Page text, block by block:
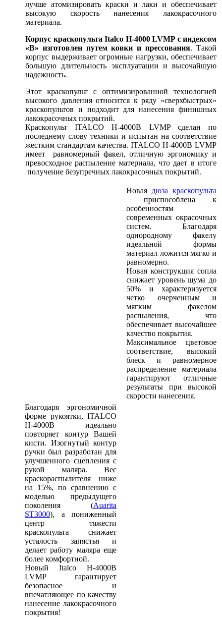
лучше атомизировать краски и лаки и обеспечивает
высокую скорость нанесения лакокрасочного
материала.
Корпус краскопульта Italco H-4000 LVMP с индексом
«В» изготовлен путем ковки и прессования. Такой
корпус выдерживает огромные нагрузки, обеспечивает
большую длительность эксплуатации и высочайшую
надежность.
Этот краскопульт с оптимизированной технологией
высокого давления относится к ряду «сверхбыстрых»
краскопультов и подходит для нанесения финишных
лакокрасочных покрытий.
Краскопульт ITALCO H-4000B LVMP сделан по
последнему слову техники и испытан на соответствие
жестким стандартам качества. ITALCO H-4000B LVMP
имеет равномерный факел, отличную эргономику и
превосходное распыление материала, что дает в итоге
получение безупречных лакокрасочных покрытий.
Новая дюза краскопульта
приспособлена к
особенностям
современных окрасочных
систем. Благодаря
однородному факелу
идеальной формы
материал ложится мягко и
равномерно.
Новая конструкция сопла
снижает уровень шума до
50% и характеризуется
четко очерченным и
мягким факелом
распыления, что
обеспечивает высочайшее
качество покрытия.
Максимальное цветовое
соответствие, высокий
блеск и равномерное
распределение материала
гарантируют отличные
результаты при высокой
скорости нанесения.
Благодаря эргономичной
форме рукоятки, ITALCO
H-4000B идеально
повторяет контур Вашей
кисти. Изогнутый контур
ручки был разработан для
улучшенного сцепления с
рукой маляра. Вес
краскораспылителя ниже
на 15%, по сравнению с
моделью предыдущего
поколения (Auarita
ST3000), а пониженный
центр тяжести
краскопульта снижает
усталость запястья и
делает работу маляра еще
более комфортной.
Новый Italco H-4000B
LVMP гарантирует
безопасное и
впечатляющее по качеству
нанесение лакокрасочного
покрытия!